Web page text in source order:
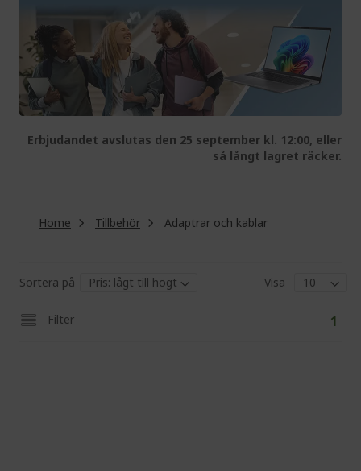
Erbjudandet avslutas den 25 september kl. 12:00, eller
så långt lagret räcker.
Home Tillbehör Adaptrar och kablar
Sortera på Visa
Filter 1